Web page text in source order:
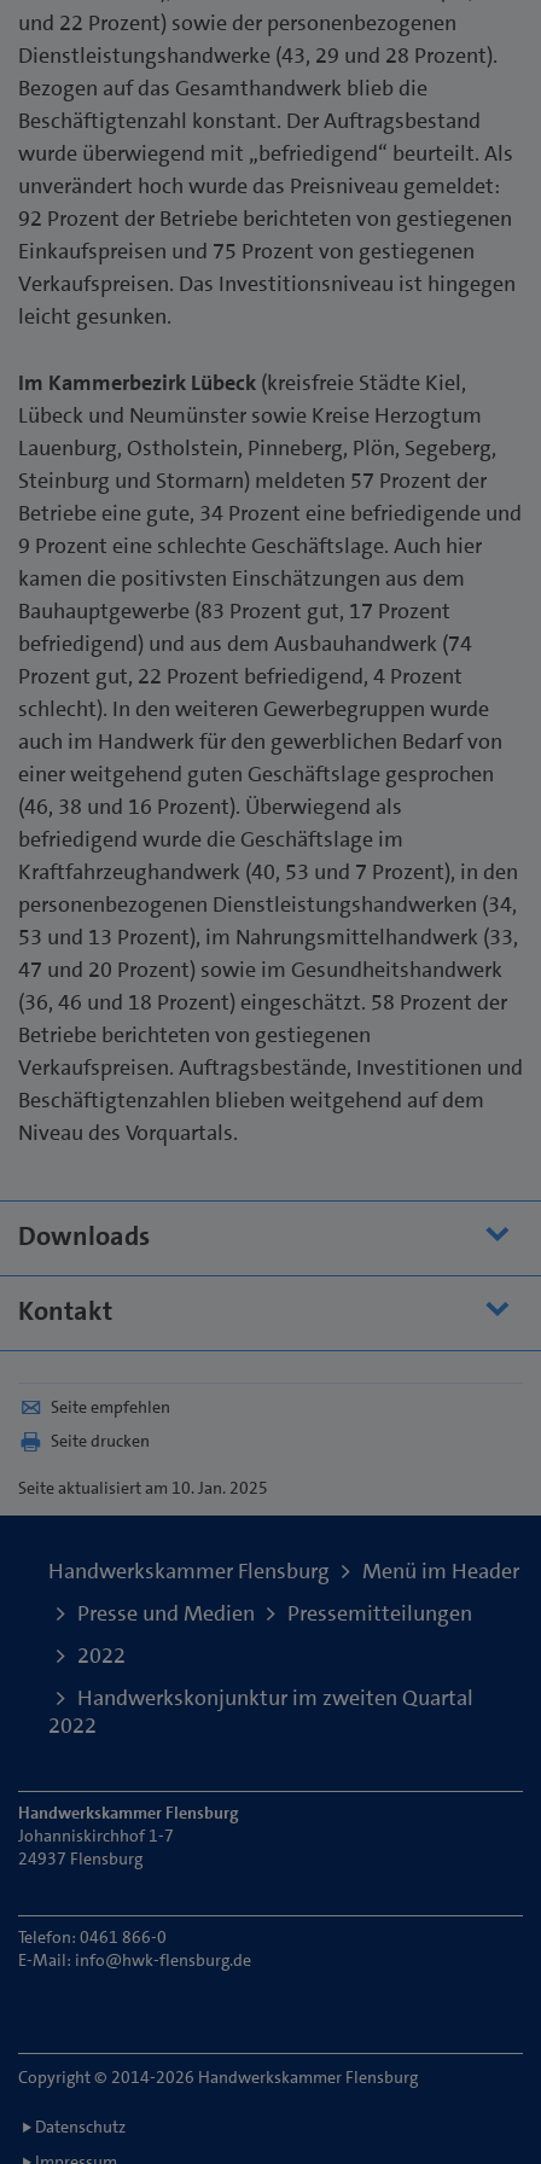
und 22 Prozent) sowie der personenbezogenen
Dienstleistungshandwerke (43, 29 und 28 Prozent).
Bezogen auf das Gesamthandwerk blieb die
Beschäftigtenzahl konstant. Der Auftragsbestand
wurde überwiegend mit „befriedigend“ beurteilt. Als
unverändert hoch wurde das Preisniveau gemeldet:
92 Prozent der Betriebe berichteten von gestiegenen
Einkaufspreisen und 75 Prozent von gestiegenen
Verkaufspreisen. Das Investitionsniveau ist hingegen
leicht gesunken.
Im Kammerbezirk Lübeck (kreisfreie Städte Kiel,
Lübeck und Neumünster sowie Kreise Herzogtum
Lauenburg, Ostholstein, Pinneberg, Plön, Segeberg,
Steinburg und Stormarn) meldeten 57 Prozent der
Betriebe eine gute, 34 Prozent eine befriedigende und
9 Prozent eine schlechte Geschäftslage. Auch hier
kamen die positivsten Einschätzungen aus dem
Bauhauptgewerbe (83 Prozent gut, 17 Prozent
befriedigend) und aus dem Ausbauhandwerk (74
Prozent gut, 22 Prozent befriedigend, 4 Prozent
schlecht). In den weiteren Gewerbegruppen wurde
auch im Handwerk für den gewerblichen Bedarf von
einer weitgehend guten Geschäftslage gesprochen
(46, 38 und 16 Prozent). Überwiegend als
befriedigend wurde die Geschäftslage im
Kraftfahrzeughandwerk (40, 53 und 7 Prozent), in den
personenbezogenen Dienstleistungshandwerken (34,
53 und 13 Prozent), im Nahrungsmittelhandwerk (33,
47 und 20 Prozent) sowie im Gesundheitshandwerk
(36, 46 und 18 Prozent) eingeschätzt. 58 Prozent der
Betriebe berichteten von gestiegenen
Verkaufspreisen. Auftragsbestände, Investitionen und
Beschäftigtenzahlen blieben weitgehend auf dem
Niveau des Vorquartals.
Downloads
Kontakt
Seite empfehlen
Seite drucken
Seiteaktualisiert am 10. Jan. 2025
Handwerkskammer Flensburg
Menü im Header
Presse und Medien
Pressemitteilungen
2022
Handwerkskonjunktur im zweiten Quartal
2022
Handwerkskammer Flensburg
Johanniskirchhof 1-7
24937 Flensburg
Telefon: 0461 866-0
E-Mail: info@hwk-flensburg.de
Copyright © 2014-2026 Handwerkskammer Flensburg
Datenschutz